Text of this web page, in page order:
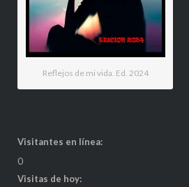
Reflejos de mi vida. Ed. 2024
Visitantes en línea:
0
Visitas de hoy: